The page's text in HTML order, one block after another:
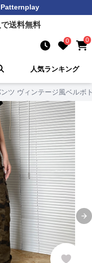
Patternplay
送料無料
0 0
人気ランキング
ツ ヴィンテージ風ベルボ